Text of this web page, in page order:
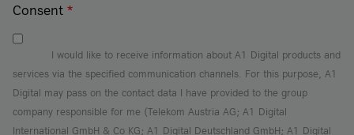
Consent *
I would like to receive information about A1 Digital products and
services via the specified communication channels. For this purpose, A1
Digital may pass on the contact data I have provided to the group
company responsible for me (Telekom Austria AG; A1 Digital
International GmbH & Co KG; A1 Digital Deutschland GmbH; A1 Digital